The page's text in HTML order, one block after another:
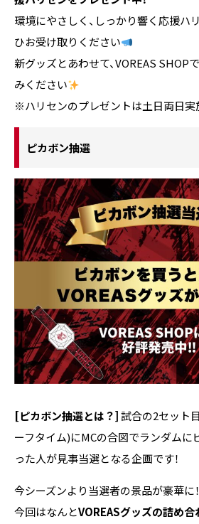
環境にやさしく、しっかり響く応援ハ
ひお受け取りください
新グッズとあわせて、VOREAS SHOP
みください
※ハリセンのプレゼントは土日両日実
ピカボン抽選
[ピカボン抽選とは？]試合の2セット
ーフタイム)にMCの合図でランダムに
った人が見事当選となる企画です！
今シーズンより当選者の景品が豪華に！
今回はなんとVOREASグッズの詰め合